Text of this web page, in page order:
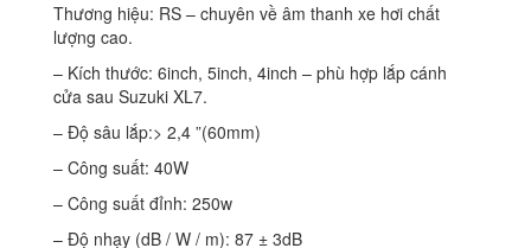
Thương hiệu: RS – chuyên về âm thanh xe hơi chất
lượng cao.
– Kích thước: 6inch, 5inch, 4inch – phù hợp lắp cánh
cửa sau Suzuki XL7.
– Độ sâu lắp:> 2,4 ”(60mm)
– Công suất: 40W
– Công suất đỉnh: 250w
– Độ nhạy (dB / W / m): 87 ± 3dB